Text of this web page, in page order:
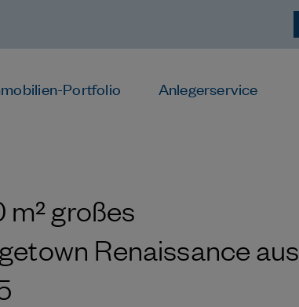
Portfolio Anlegerservice
großes
Renaissance aus